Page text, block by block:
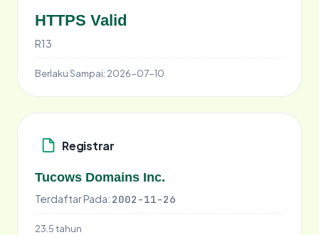
HTTPS Valid
R13
Berlaku Sampai: 2026-07-10
Registrar
Tucows Domains Inc.
Terdaftar Pada: 2002-11-26
23.5 tahun